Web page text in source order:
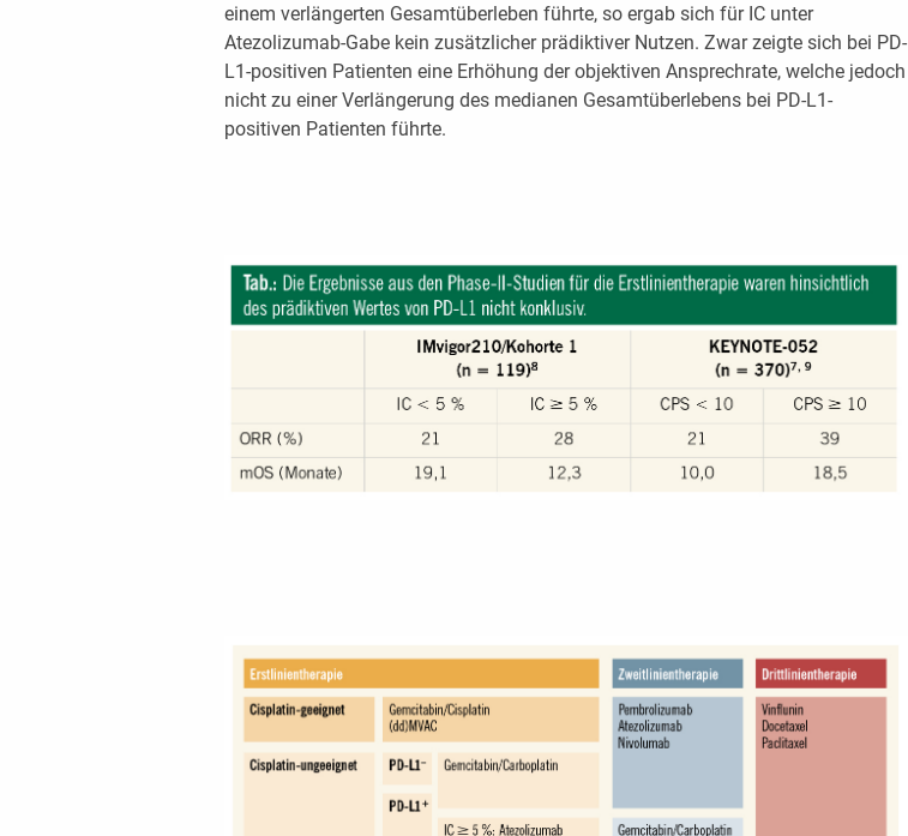
einem verlängerten Gesamtüberleben führte, so ergab sich für IC unter
Atezolizumab-Gabe kein zusätzlicher prädiktiver Nutzen. Zwar zeigte sich bei PD-
L1-positiven Patienten eine Erhöhung der objektiven Ansprechrate, welche jedoch
nicht zu einer Verlängerung des medianen Gesamtüberlebens bei PD-L1-
positiven Patienten führte.